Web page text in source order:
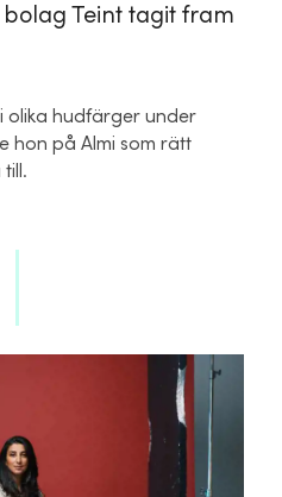
Teint tagit fram
olika hudfärger under
hon på Almi som rätt